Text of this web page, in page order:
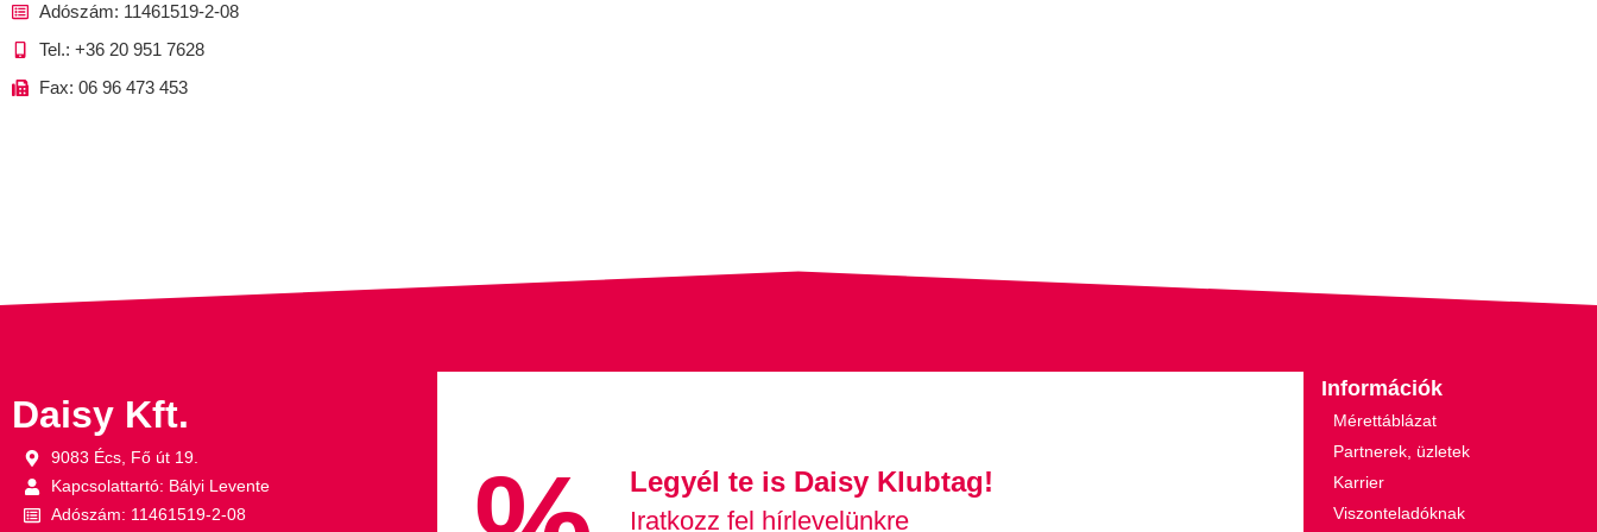
Adószám: 11461519-2-08
Tel.: +36 20 951 7628
Fax: 06 96 473 453
Daisy Kft.
9083 Écs, Fő út 19.
Kapcsolattartó: Bályi Levente
Adószám: 11461519-2-08
Legyél te is Daisy Klubtag!
Iratkozz fel hírlevelünkre
Információk
Mérettáblázat
Partnerek, üzletek
Karrier
Viszonteladóknak